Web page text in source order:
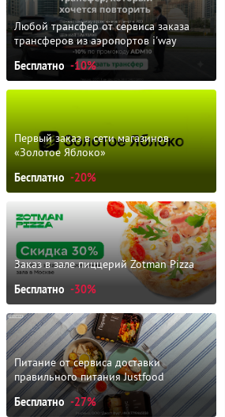
Любой трансфер от сервиса заказа
трансферов из аэропортов i'way
Бесплатно -10%
Первый заказ в сети магазинов
«Золотое Яблоко»
Бесплатно -20%
Заказ в зале пиццерий Zotman Pizza
Бесплатно -30%
Питание от сервиса доставки
правильного питания Justfood
Бесплатно -27%